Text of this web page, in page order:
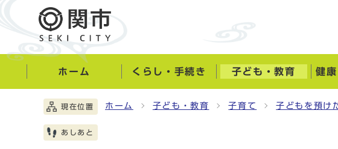
ホーム くらし・手続き 子ども・教育 健
現在位置 ホーム 子ども・教育 子育て 子どもを預け
あしあと